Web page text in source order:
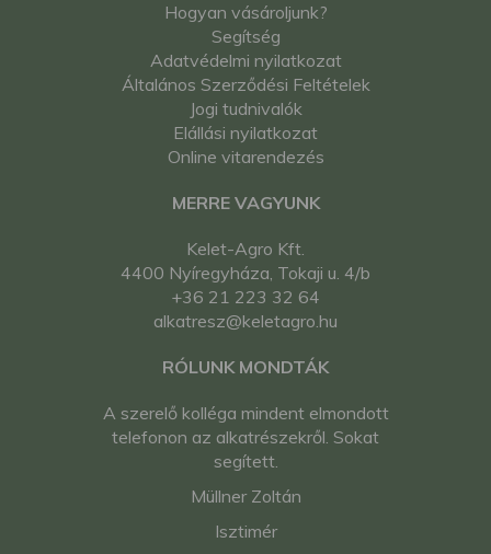
Hogyan vásároljunk?
Segítség
Adatvédelmi nyilatkozat
Általános Szerződési Feltételek
Jogi tudnivalók
Elállási nyilatkozat
Online vitarendezés
MERRE VAGYUNK
Kelet-Agro Kft.
4400 Nyíregyháza, Tokaji u. 4/b
+36 21 223 32 64
alkatresz@keletagro.hu
RÓLUNK MONDTÁK
A szerelő kolléga mindent elmondott
telefonon az alkatrészekről. Sokat
segített.
Müllner Zoltán
Isztimér